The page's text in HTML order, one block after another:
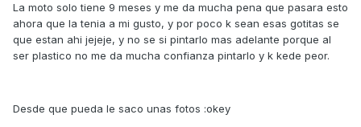
La moto solo tiene 9 meses y me da mucha pena que pasara esto
ahora que la tenia a mi gusto, y por poco k sean esas gotitas se
que estan ahi jejeje, y no se si pintarlo mas adelante porque al
ser plastico no me da mucha confianza pintarlo y k kede peor.
Desde que pueda le saco unas fotos :okey